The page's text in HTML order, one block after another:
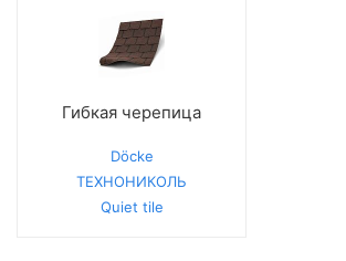
Гибкая черепица
Döcke
ТЕХНОНИКОЛЬ
Quiet tile